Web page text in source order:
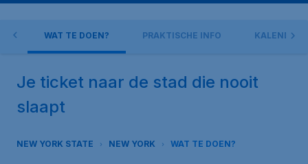
WAT TE DOEN? PRAKTISCHE INFO KALENDER
Je ticket naar de stad die nooit
slaapt
NEW YORK STATE NEW YORK WAT TE DOEN?